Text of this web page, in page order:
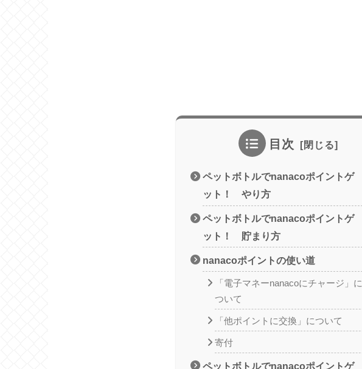
目次
ペットボトルでnanacoポイントゲ
ット！ やり方
ペットボトルでnanacoポイントゲ
ット！ 貯まり方
nanacoポイントの使い道
「電子マネーnanacoにチャージ」に
ついて
「他ポイントに交換」について
寄付
ペットボトルでnanacoポイントゲ